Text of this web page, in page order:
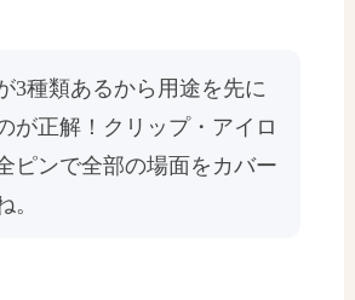
3種類あるから用途を先に
が正解！クリップ・アイロ
ピンで全部の場面をカバー
。